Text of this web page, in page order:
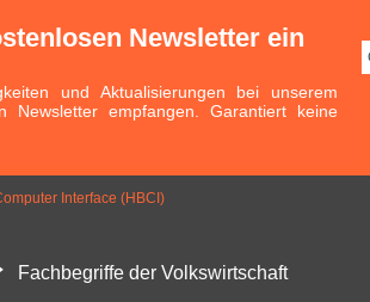
Newsletter ein
und Aktualisierungen bei unserem
Newsletter empfangen. Garantiert keine
Interface (HBCI)
Fachbegriffe der Volkswirtschaft